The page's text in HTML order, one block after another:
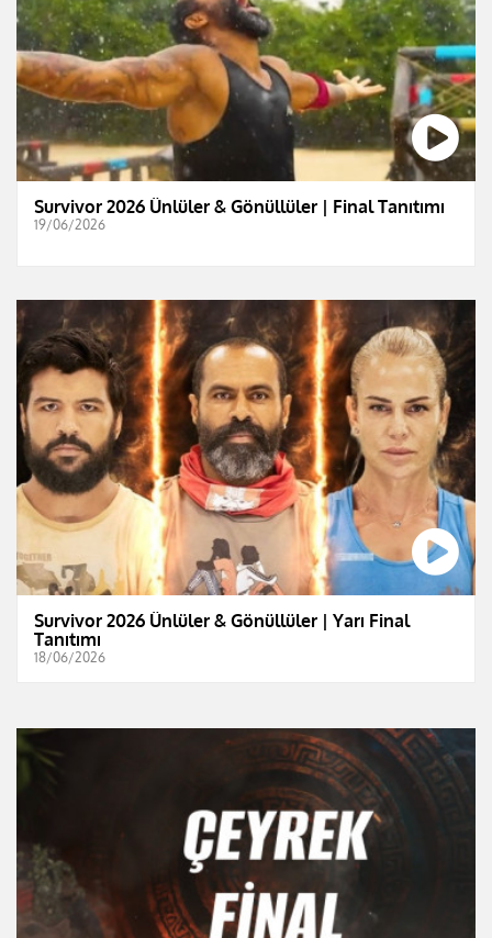
Survivor 2026 Ünlüler & Gönüllüler | Final Tanıtımı
19/06/2026
Survivor 2026 Ünlüler & Gönüllüler | Yarı Final
Tanıtımı
18/06/2026